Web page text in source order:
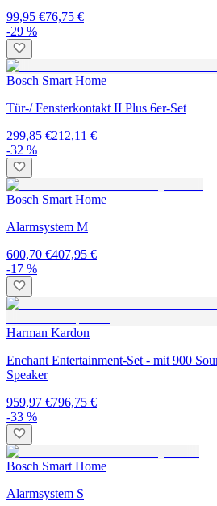
99,95 €76,75 €
-29 %
Bosch Smart Home
Tür-/ Fensterkontakt II Plus 6er-Set
299,85 €212,11 €
-32 %
Bosch Smart Home
Alarmsystem M
600,70 €407,95 €
-17 %
Harman Kardon
Enchant Entertainment-Set - mit 900
Speaker
959,97 €796,75 €
-33 %
Bosch Smart Home
Alarmsystem S